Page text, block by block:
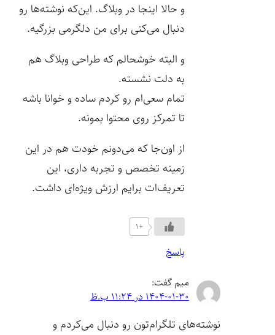
و حالا اینجا در وبلاگ. این‌که نوشته‌ها رو
دنبال می‌کنی برای من دلگرمی بزرگیه.
و البته خوشحالم که طراحی وبلاگ هم
به دلت نشسته.
تمام سعی‌ام رو کردم ساده و خوانا باشه
تا تمرکز روی محتوا بمونه.
از اون‌جا که می‌دونم خودت هم در این
زمینه تخصص و تجربه داری، این
تعریف‌ات برایم ارزش ویژه‌ای داشت.
+1
پاسخ
میم گفت:
1404-01-30 در 11:24 ب.ظ
نوشته‌های تلگرام‌تون رو دنبال می‌کردم و